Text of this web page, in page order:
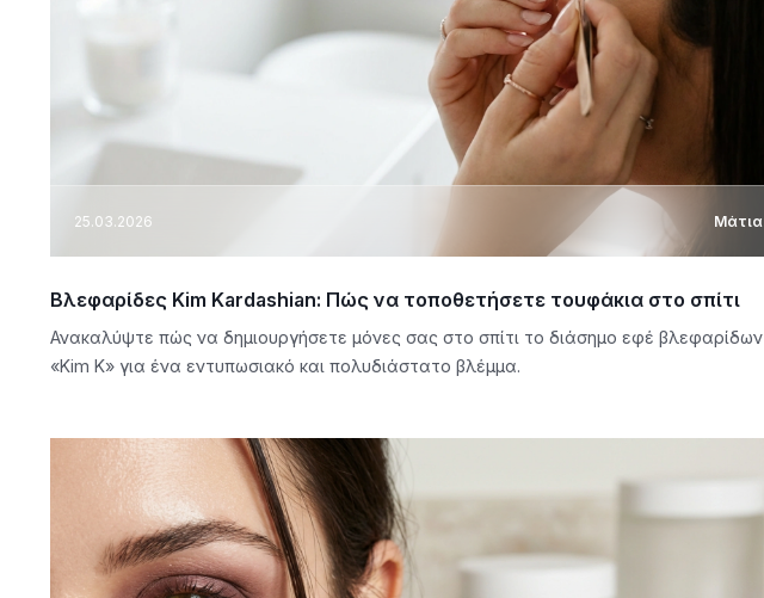
25.03.2026 Μάτια
Βλεφαρίδες Kim Kardashian: Πώς να τοποθετήσετε τουφάκια στο σπίτι
Ανακαλύψτε πώς να δημιουργήσετε μόνες σας στο σπίτι το διάσημο εφέ βλεφαρίδων
«Kim K» για ένα εντυπωσιακό και πολυδιάστατο βλέμμα.